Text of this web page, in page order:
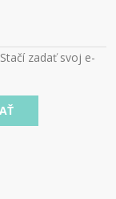
zadať svoj e-